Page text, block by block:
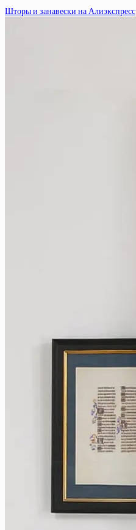
Шторы и занавески на Алиэкспресс